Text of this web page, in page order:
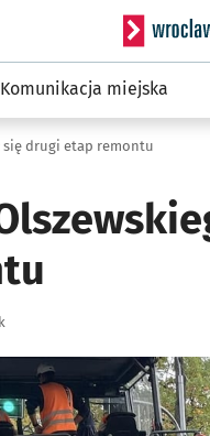
Serwis
Komunikacja miejska
się drugi etap remontu